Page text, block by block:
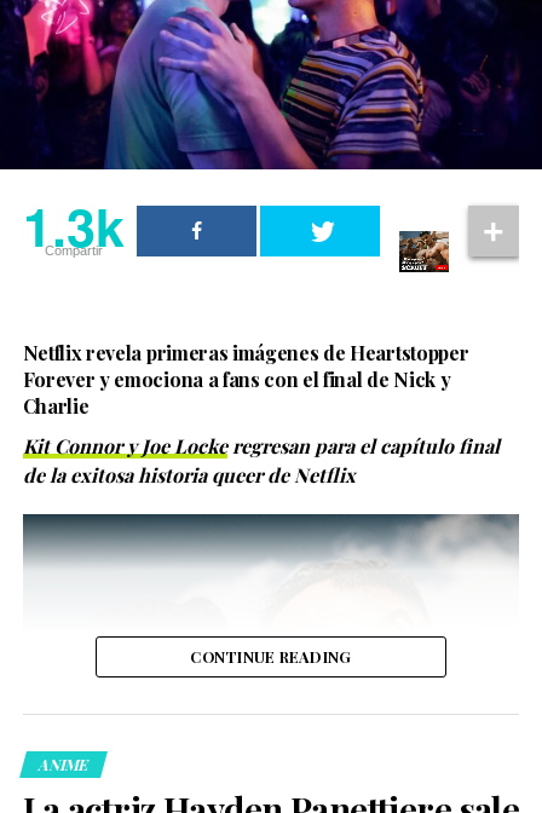
Mejor Diseño de Vestuario de un Musical por su trabajo
en *Cats: The Jellicle Ball*, una innovadora adaptación
mujeres trans y comunidades negras y latinas que
encontraron en estos escenarios un refugio frente a la
discriminación.
1.3k
Compartir
Netflix revela primeras imágenes de Heartstopper
Forever y emociona a fans con el final de Nick y
Charlie
Kit Connor y Joe Lockeregresan para el capítulo final
de la exitosa historia queer de Netflix
CONTINUE READING
ANIME